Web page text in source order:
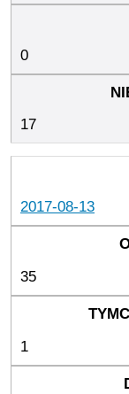
0
17
2017-08-13
35
1